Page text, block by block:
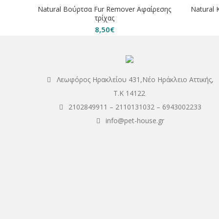
Natural Βούρτσα Fur Remover Αφαίρεσης
τρίχας
8,50€
Natural
Λεωφόρος Ηρακλείου 431,Νέο Ηράκλειο Αττικής,
Τ.Κ 14122
2102849911 – 2110131032 – 6943002233
info@pet-house.gr